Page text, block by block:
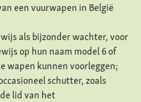
een vuurwapen in België
als bijzonder wachter, voor
op hun naam model 6 of
wapen kunnen voorleggen;
schutter, zoals
lid van het